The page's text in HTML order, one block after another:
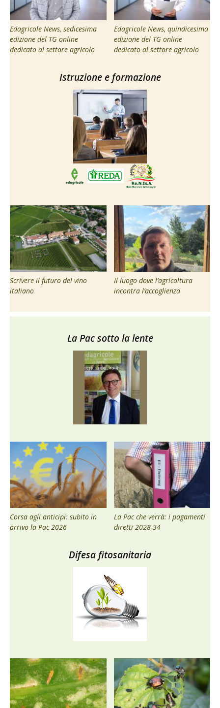
Edagricole News, sedicesima
edizione del TG online
dedicato al settore agricolo
Edagricole News, quindicesima
edizione del TG online
dedicato al settore agricolo
Istruzione e formazione
Scrivere il futuro del vino
italiano
Il luogo dove l’agricoltura
incontra l’accoglienza
La Pac sotto la lente
Corsa agli anticipi: subito in
arrivo la Pac 2026
La Pac che verrà: i pagamenti
diretti 2028-34
Difesa fitosanitaria